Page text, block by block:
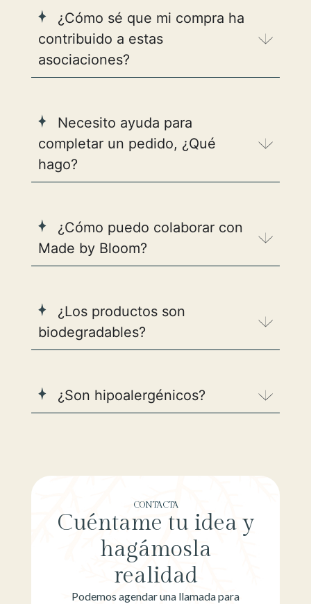
¿Cómo sé que mi compra ha
contribuido a estas
asociaciones?
Necesito ayuda para
completar un pedido, ¿Qué
hago?
¿Cómo puedo colaborar con
Made by Bloom?
¿Los productos son
biodegradables?
¿Son hipoalergénicos?
CONTACTA
Cuéntame tu idea y
hagámosla
realidad
Podemos agendar una llamada para